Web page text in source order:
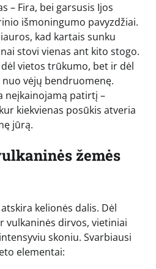
– Fira, bei garsusis Ijos
išmoningumo pavyzdžiai.
kad kartais sunku
stovi vienas ant kito stogo.
vietos trūkumo, bet ir dėl
vėjų bendruomenę.
neįkainojamą patirtį –
kiekvienas posūkis atveria
jūrą.
žemės
kelionės dalis. Dėl
dirvos, vietiniai
skoniu. Svarbiausi
elementai: